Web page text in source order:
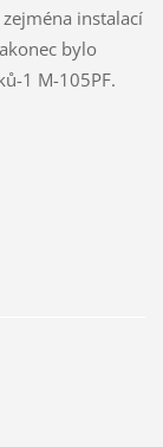
instalací
bylo
1 M-105PF.